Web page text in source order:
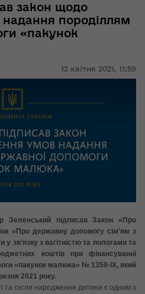
12 квітня 2021, 11:59
закон щодо
породіллям
«пакунок
Зеленський підписав Закон «Про
«Про державну допомогу сім’ям з
зв’язку з вагітністю та пологами та
коштів при фінансуванні
«пакунок малюка» № 1359-ІХ, який
2021 року.
та після народження дитини є одним з